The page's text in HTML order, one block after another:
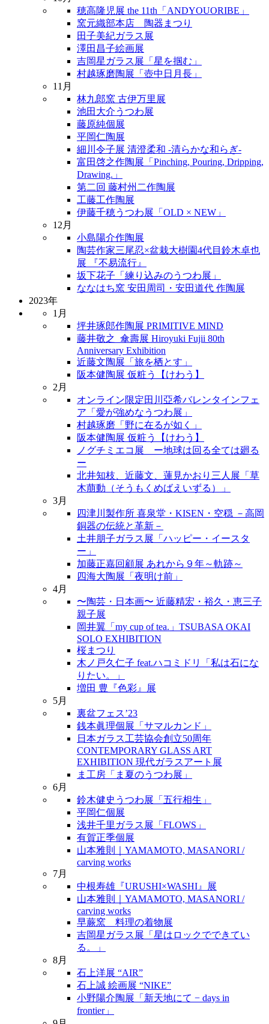
穂高隆児展 the 11th「ANDYOUORIBE」
窯元織部本店 陶器まつり
田子美紀ガラス展
澤田昌子絵画展
吉岡星ガラス展「星を掴む」
村越琢磨陶展「壺中日月長」
11月
林九郎窯 古伊万里展
池田大介うつわ展
藤原純個展
平岡仁陶展
細川令子展 清澄柔和 -清らかな和らぎ-
富田啓之作陶展「Pinching, Pouring, Dripping,
Drawing.」
第二回 藤村州二作陶展
工藤工作陶展
伊藤千穂うつわ展「OLD × NEW」
12月
小島陽介作陶展
陶芸作家三尾忍×盆栽大樹園4代目鈴木卓也
展 『不易流行』
坂下花子「練り込みのうつわ展」
ななはち窯 安田周司・安田道代 作陶展
2023年
1月
坪井琢郎作陶展 PRIMITIVE MIND
藤井敬之_傘壽展 Hiroyuki Fujii 80th
Anniversary Exhibition
近藤文陶展「旅を栖とす」
阪本健陶展 仮粧う【けわう】
2月
オンライン限定田川亞希バレンタインフェ
ア「愛が強めなうつわ展」
村越琢磨「野に在るが如く」
阪本健陶展 仮粧う【けわう】
ノグチミエコ展 ー地球は回る全ては廻る
ー
北井知枝、近藤文、蓮見かおり三人展「草
木萠動（そうもくめばえいずる）」
3月
四津川製作所 喜泉堂・KISEN・空穏 －高岡
銅器の伝統と革新－
土井朋子ガラス展「ハッピー・イースタ
ー」
加藤正嘉回顧展 あれから９年～軌跡～
四海大陶展「夜明け前」
4月
〜陶芸・日本画〜 近藤精宏・裕久・恵三子
親子展
岡井翼「my cup of tea.」TSUBASA OKAI
SOLO EXHIBITION
桜まつり
木ノ戸久仁子 feat.ハコミドリ「私は石にな
りたい。」
増田 豊『色彩』展
5月
裏盆フェス’23
銭本眞理個展「サマルカンド」
日本ガラス工芸協会創立50周年
CONTEMPORARY GLASS ART
EXHIBITION 現代ガラスアート展
ま工房「ま夏のうつわ展」
6月
鈴木健史うつわ展「五行相生」
平岡仁個展
浅井千里ガラス展「FLOWS」
有賀正季個展
山本雅則｜YAMAMOTO, MASANORI /
carving works
7月
中根寿雄『URUSHI×WASHI』展
山本雅則｜YAMAMOTO, MASANORI /
carving works
早蕨窯 料理の着物展
吉岡星ガラス展「星はロックでできてい
る。」
8月
石上洋展 “AIR”
石上誠 絵画展 “NIKE”
小野陽介陶展「新天地にて − days in
frontier」